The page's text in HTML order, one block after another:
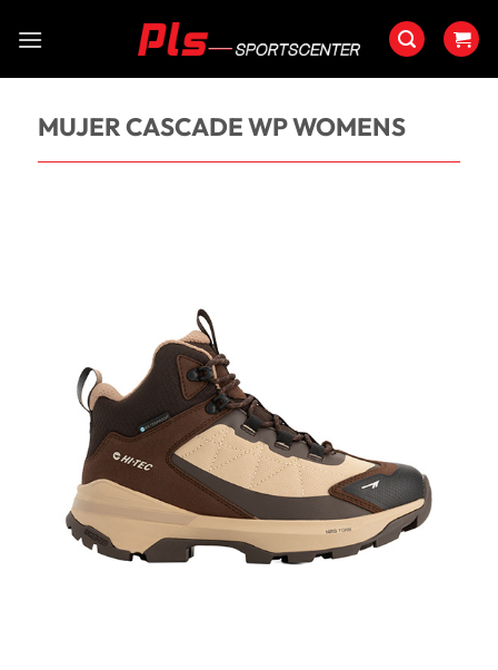
MUJER CASCADE WP WOMENS